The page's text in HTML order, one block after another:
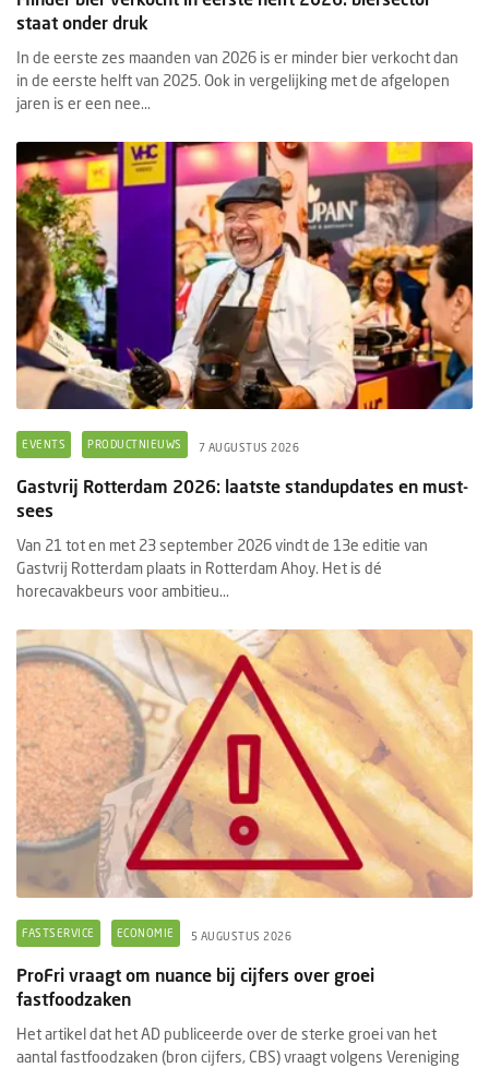
staat onder druk
In de eerste zes maanden van 2026 is er minder bier verkocht dan
in de eerste helft van 2025. Ook in vergelijking met de afgelopen
jaren is er een nee...
EVENTS PRODUCTNIEUWS 7 AUGUSTUS 2026
Gastvrij Rotterdam 2026: laatste standupdates en must-
sees
Van 21 tot en met 23 september 2026 vindt de 13e editie van
Gastvrij Rotterdam plaats in Rotterdam Ahoy. Het is dé
horecavakbeurs voor ambitieu...
FASTSERVICE ECONOMIE 5 AUGUSTUS 2026
ProFri vraagt om nuance bij cijfers over groei
fastfoodzaken
Het artikel dat het AD publiceerde over de sterke groei van het
aantal fastfoodzaken (bron cijfers, CBS) vraagt volgens Vereniging